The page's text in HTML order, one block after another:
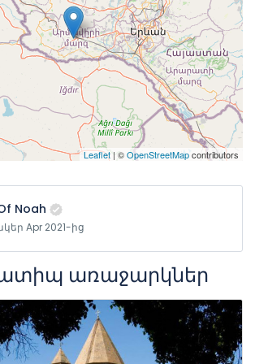
Leaflet | ©OpenStreetMapcontributors
Noah
Apr 2021-ից
առաջարկներ